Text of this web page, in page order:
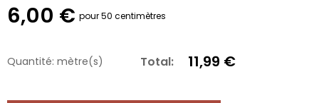
6,00 € pour 50 centimètres
Quantité: mètre(s) Total: 11,99 €